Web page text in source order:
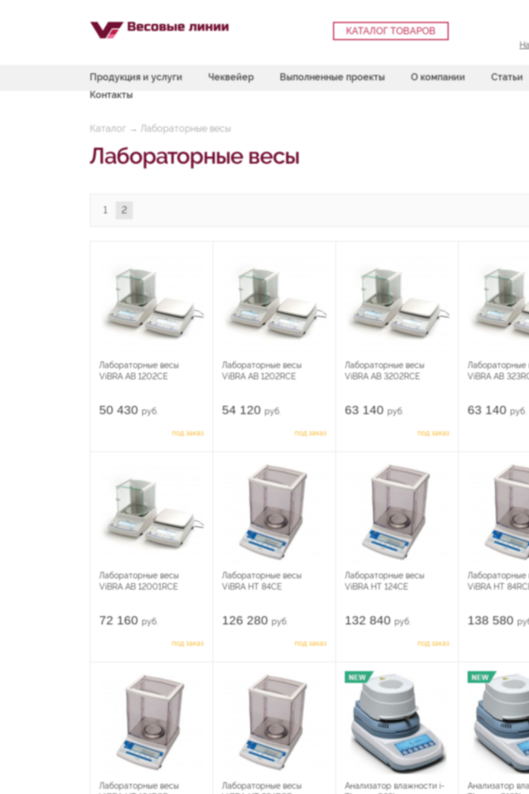
КАТАЛОГ ТОВАРОВ
Продукция и услуги Чеквейер Выполненные проекты О компании
Статьи
Контакты
Каталог → Лабораторные весы
Лабораторные весы
1 2
Лабораторные весы
ViBRA AB 1202CE
50 430 руб.
под заказ
Лабораторные весы
ViBRA AB 1202RCE
54 120 руб.
под заказ
Лабораторные весы
ViBRA AB 3202RCE
63 140 руб.
под заказ
Лабораторные
ViBRA AB
63 140 руб.
Лабораторные весы
ViBRA AB 12001RCE
72 160 руб.
под заказ
Лабораторные весы
ViBRA HT 84CE
126 280 руб.
под заказ
Лабораторные весы
ViBRA HT 124CE
132 840 руб.
под заказ
Лабораторные
ViBRA HT
138 580
Лабораторные весы
Лабораторные весы
Анализатор влажности i-
Анализатор